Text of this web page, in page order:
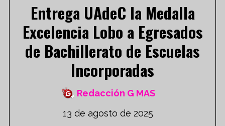
Entrega UAdeC la Medalla
Excelencia Lobo a Egresados
de Bachillerato de Escuelas
Incorporadas
13 de agosto de 2025
Redacción G MAS